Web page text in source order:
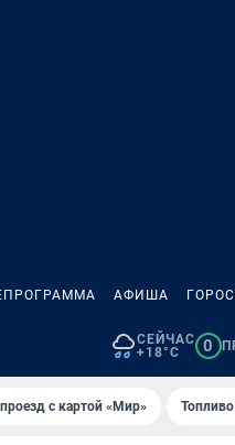
АФИША
СЕЙЧАС
+18°C
0
с картой «Мир»